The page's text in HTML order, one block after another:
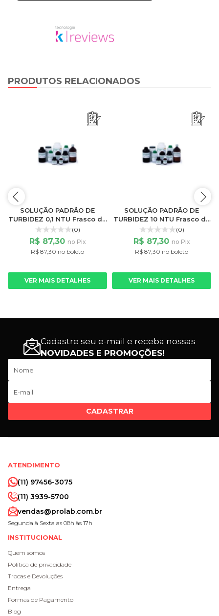
PRODUTOS RELACIONADOS
SOLUÇÃO PADRÃO DE
TURBIDEZ 0,1 NTU Frasco de
100ML (0)
R$ 87,30 no Pix
R$ 87,30 no boleto
VER MAIS DETALHES
SOLUÇÃO PADRÃO DE
TURBIDEZ 10 NTU Frasco de
100ML (0)
R$ 87,30 no Pix
R$ 87,30 no boleto
VER MAIS DETALHES
Cadastre seu e-mail e receba nossas
NOVIDADES E PROMOÇÕES!
CADASTRAR
ATENDIMENTO
(11) 97456-3075
(11) 3939-5700
vendas@prolab.com.br
Segunda à Sexta as 08h às 17h
INSTITUCIONAL
Quem somos
Política de privacidade
Trocas e Devoluções
Entrega
Formas de Pagamento
Blog